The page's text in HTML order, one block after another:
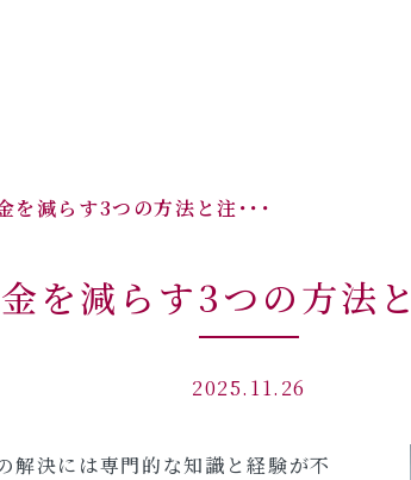
を減らす3つの方法と注･･･
を減らす3つの方法
2025.11.26
解決には専門的な知識と経験が不